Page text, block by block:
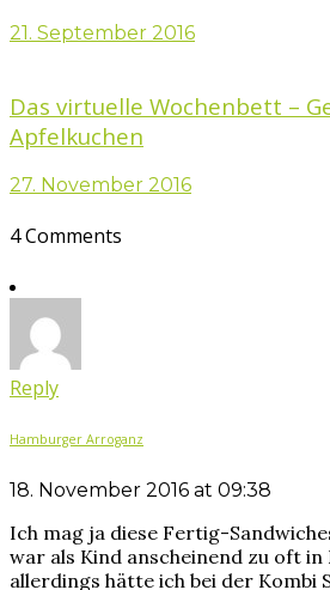
21. September 2016
Das virtuelle Wochenbett –
Apfelkuchen
27. November 2016
4 Comments
Reply
Hamburger Arroganz
18. November 2016 at 09:38
Ich mag ja diese Fertig-
war als Kind anscheinend zu oft in
allerdings hätte ich bei der Kombi